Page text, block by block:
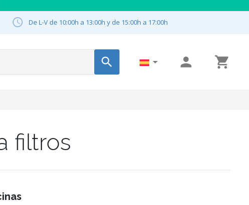
 De L-V de 10:00h a 13:00h y de 15:00h a 17:00h
   
filtros